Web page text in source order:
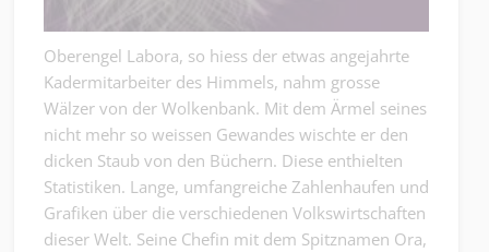
Oberengel Labora, so hiess der etwas angejahrte
Kadermitarbeiter des Himmels, nahm grosse
Wälzer von der Wolkenbank. Mit dem Ärmel seines
nicht mehr so weissen Gewandes wischte er den
dicken Staub von den Büchern. Diese enthielten
Statistiken. Lange, umfangreiche Zahlenhaufen und
Grafiken über die verschiedenen Volkswirtschaften
dieser Welt. Seine Chefin mit dem Spitznamen Ora,